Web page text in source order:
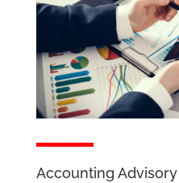
Accounting